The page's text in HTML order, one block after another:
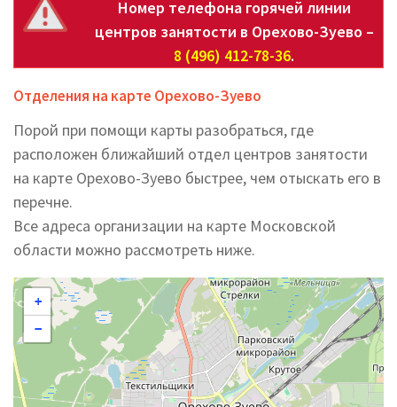
Номер телефона горячей линии
центров занятости в Орехово-Зуево –
8 (496) 412-78-36.
Отделения на карте Орехово-Зуево
Порой при помощи карты разобраться, где
расположен ближайший отдел центров занятости
на карте Орехово-Зуево быстрее, чем отыскать его в
перечне.
Все адреса организации на карте Московской
области можно рассмотреть ниже.
+
−